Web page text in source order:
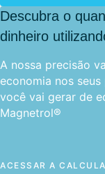
Descubra o
dinheiro
A nossa precisão
economia nos
você vai gerar de
Magnetrol®
ACESSAR A